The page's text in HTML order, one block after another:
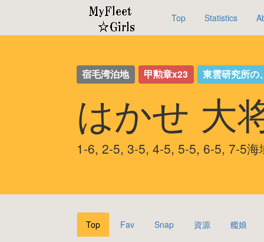
Top Statistics
宿毛湾泊地 甲勲章x23 東雲研究所
はかせ 大
1-6, 2-5, 3-5, 4-5, 5-5, 6-5, 7-5海
Top Fav Snap 資源 艦娘